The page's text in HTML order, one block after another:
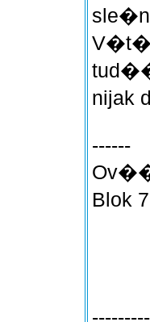
nijak
------
Blok